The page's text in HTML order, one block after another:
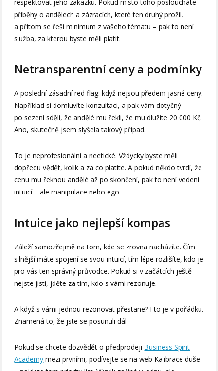
respektovat jeho zakázku. Pokud místo toho posloucháte
příběhy o andělech a zázracích, které ten druhý prožil,
a přitom se řeší minimum z vašeho tématu – pak to není
služba, za kterou byste měli platit.
Netransparentní ceny a podmínky
A poslední zásadní red flag: když nejsou předem jasné ceny.
Například si domluvíte konzultaci, a pak vám dotyčný
po sezení sdělí, že andělé mu řekli, že mu dlužíte 20 000 Kč.
Ano, skutečně jsem slyšela takový případ.
To je neprofesionální a neetické. Vždycky byste měli
dopředu vědět, kolik a za co platíte. A pokud někdo tvrdí, že
cenu mu řeknou andělé až po skončení, pak to není vedení
intuicí – ale manipulace nebo ego.
Intuice jako nejlepší kompas
Záleží samozřejmě na tom, kde se zrovna nacházíte. Čím
silnější máte spojení se svou intuicí, tím lépe rozlišíte, kdo je
pro vás ten správný průvodce. Pokud si v začátcích ještě
nejste jistí, jděte za tím, kdo s vámi rezonuje.
A když s vámi jednou rezonovat přestane? I to je v pořádku.
Znamená to, že jste se posunuli dál.
Pokud se chcete dozvědět o předprodeji Business Spirit
Academy mezi prvními, podívejte se na web Kalibrace duše